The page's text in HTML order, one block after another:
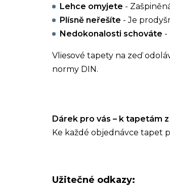
Lehce omyjete -
Plísně neřešíte - Je
Nedokonalosti schováte -
Vliesové tapety na zeď
normy DIN.
Dárek pro vás – k tapetám
Ke každé objednávce tapet
Užitečné odkazy: